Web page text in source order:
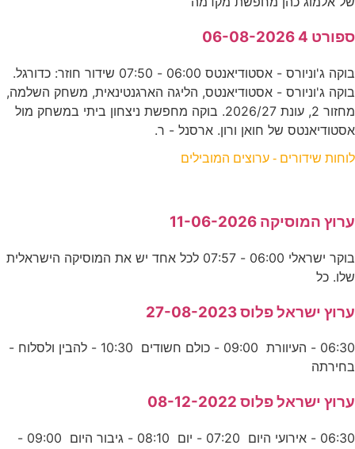
ספורט 4 06-08-2026
בוקה ג'וניורס - אסטודיאנטס 06:00 - 07:50 שידור חוזר: כדורגל.
בוקה ג'וניורס - אסטודיאנטס, הליגה הארגנטינאית, משחק השלמה,
מחזור 2, עונת 2026/27. בוקה מחפשת ניצחון ביתי במשחק מול
אסטודיאנטס של חואן ורון. ארסנל - ר.
לוחות שידורים - ערוצים המובילים
ערוץ המוסיקה 11-06-2026
בוקר ישראלי 06:00 - 07:57 לכל אחד יש את המוסיקה הישראלית
שלו. כל
ערוץ ישראל פלוס 27-08-2023
06:30 - העיוורת 09:00 - כולם חשודים 10:30 - להבין ולסלוח -
בחירתה
ערוץ ישראל פלוס 08-12-2022
06:30 - אירועי היום 07:20 - יום 08:10 - גיבור היום 09:00 -